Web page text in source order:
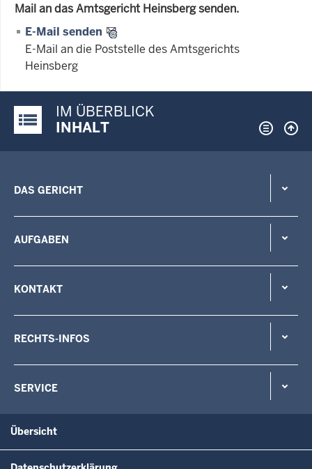
Mail an das Amtsgericht Heinsberg senden.
E-Mail senden
E-Mail an die Poststelle des Amtsgerichts
Heinsberg
Justiz-Portal im Überblick:
IM ÜBERBLICK
INHALT
DAS GERICHT
AUFGABEN
KONTAKT
RECHTS-INFOS
SERVICE
Übersicht